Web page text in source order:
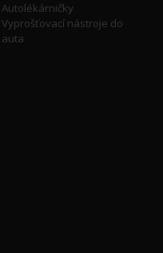
Autolékárničky
Vyprošťovací nástroje do
auta